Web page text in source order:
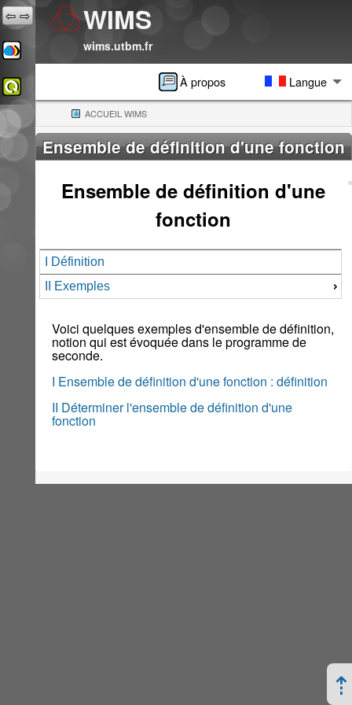
WIMS
wims.utbm.fr
À propos Langue
ACCUEIL WIMS(CURRENT)
Ensemble de définition d'une fonction
Ensemble de définition d'une
fonction
I Définition
II Exemples
Voici quelques exemples d'ensemble de définition,
notion qui est évoquée dans le programme de
seconde.
I Ensemble de définition d'une fonction : définition
II Déterminer l'ensemble de définition d'une
fonction
⇦⇨